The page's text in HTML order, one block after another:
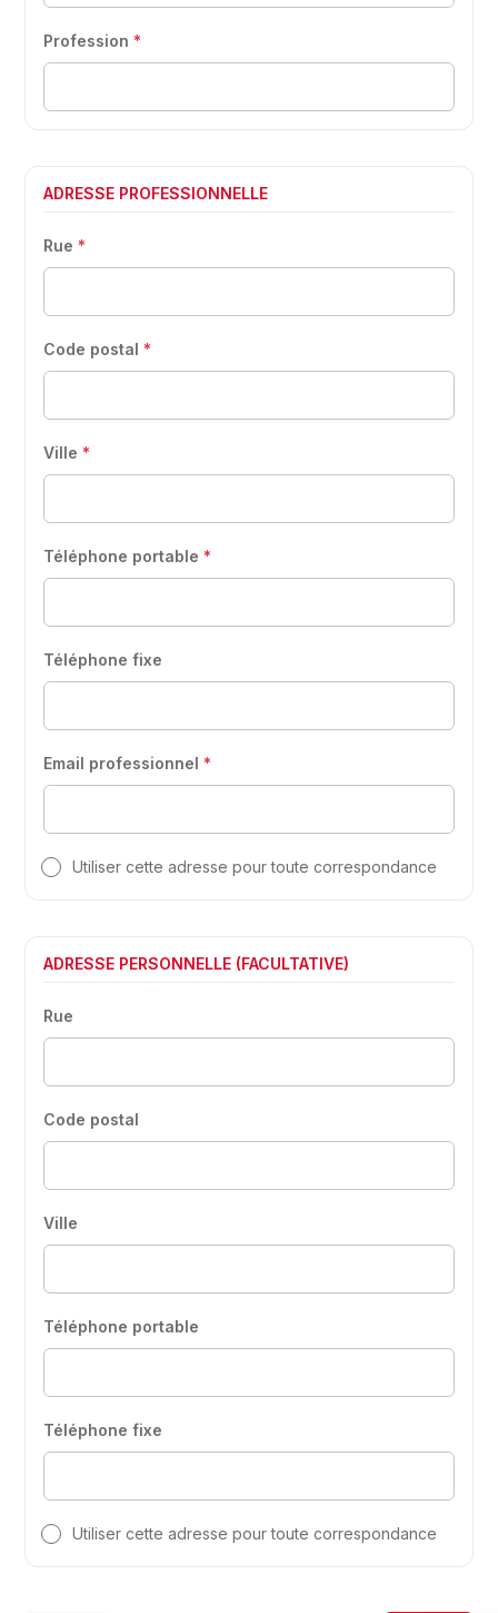
Profession*
ADRESSE PROFESSIONNELLE
Rue*
Code postal*
Ville*
Téléphone portable*
Téléphone fixe
Email professionnel*
Utiliser cette adresse pour toute correspondance
ADRESSE PERSONNELLE (FACULTATIVE)
Rue
Code postal
Ville
Téléphone portable
Téléphone fixe
Utiliser cette adresse pour toute correspondance